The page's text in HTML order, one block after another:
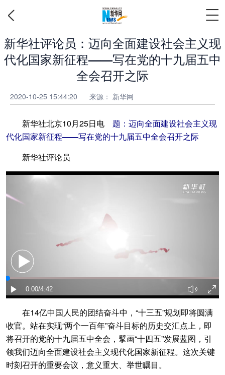
新华社评论员：迈向全面建设社会主义现
代化国家新征程——写在党的十九届五中
全会召开之际
2020-10-25 15:44:20 来源： 新华网
新华社北京10月25日电 题：迈向全面建设社会主义现
代化国家新征程——写在党的十九届五中全会召开之际
新华社评论员
在14亿中国人民的团结奋斗中，“十三五”规划即将圆满
收官。站在实现“两个一百年”奋斗目标的历史交汇点上，即
将召开的党的十九届五中全会，擘画“十四五”发展蓝图，引
领我们迈向全面建设社会主义现代化国家新征程。这次关键
时刻召开的重要会议，意义重大、举世瞩目。